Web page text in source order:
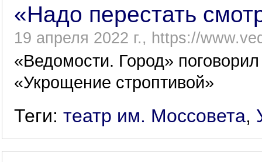
«Надо перестать
19 апреля 2022 г., https://
«Ведомости. Город»
«Укрощение строптивой»
Теги: театр им. Моссовета,